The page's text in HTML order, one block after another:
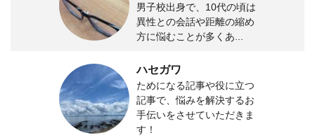
男子校出身で、10代の頃は
異性との会話や距離の縮め
方に悩むことが多くあ...
ハセガワ
ためになる記事や役に立つ
記事で、悩みを解決するお
手伝いをさせていただきま
す！